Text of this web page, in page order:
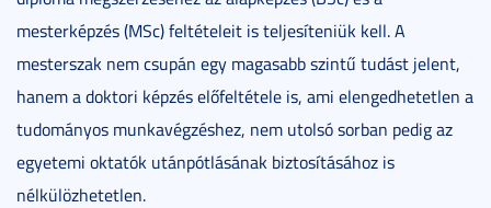
mesterképzés (MSc) feltételeit is teljesíteniük kell. A
mesterszak nem csupán egy magasabb szintű tudást jelent,
hanem a doktori képzés előfeltétele is, ami elengedhetetlen a
tudományos munkavégzéshez, nem utolsó sorban pedig az
egyetemi oktatók utánpótlásának biztosításához is
nélkülözhetetlen.